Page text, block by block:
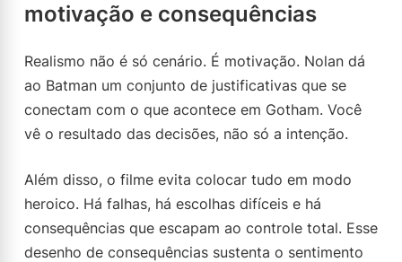
motivação e consequências
Realismo não é só cenário. É motivação. Nolan dá
ao Batman um conjunto de justificativas que se
conectam com o que acontece em Gotham. Você
vê o resultado das decisões, não só a intenção.
Além disso, o filme evita colocar tudo em modo
heroico. Há falhas, há escolhas difíceis e há
consequências que escapam ao controle total. Esse
desenho de consequências sustenta o sentimento